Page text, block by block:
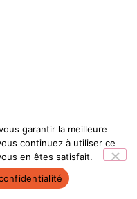
garantir la meilleure
continuez à utiliser ce
en êtes satisfait.